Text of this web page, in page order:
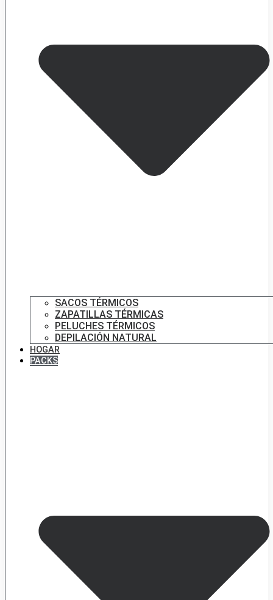
SACOS TÉRMICOS
ZAPATILLAS TÉRMICAS
PELUCHES TÉRMICOS
DEPILACIÓN NATURAL
HOGAR
PACKS